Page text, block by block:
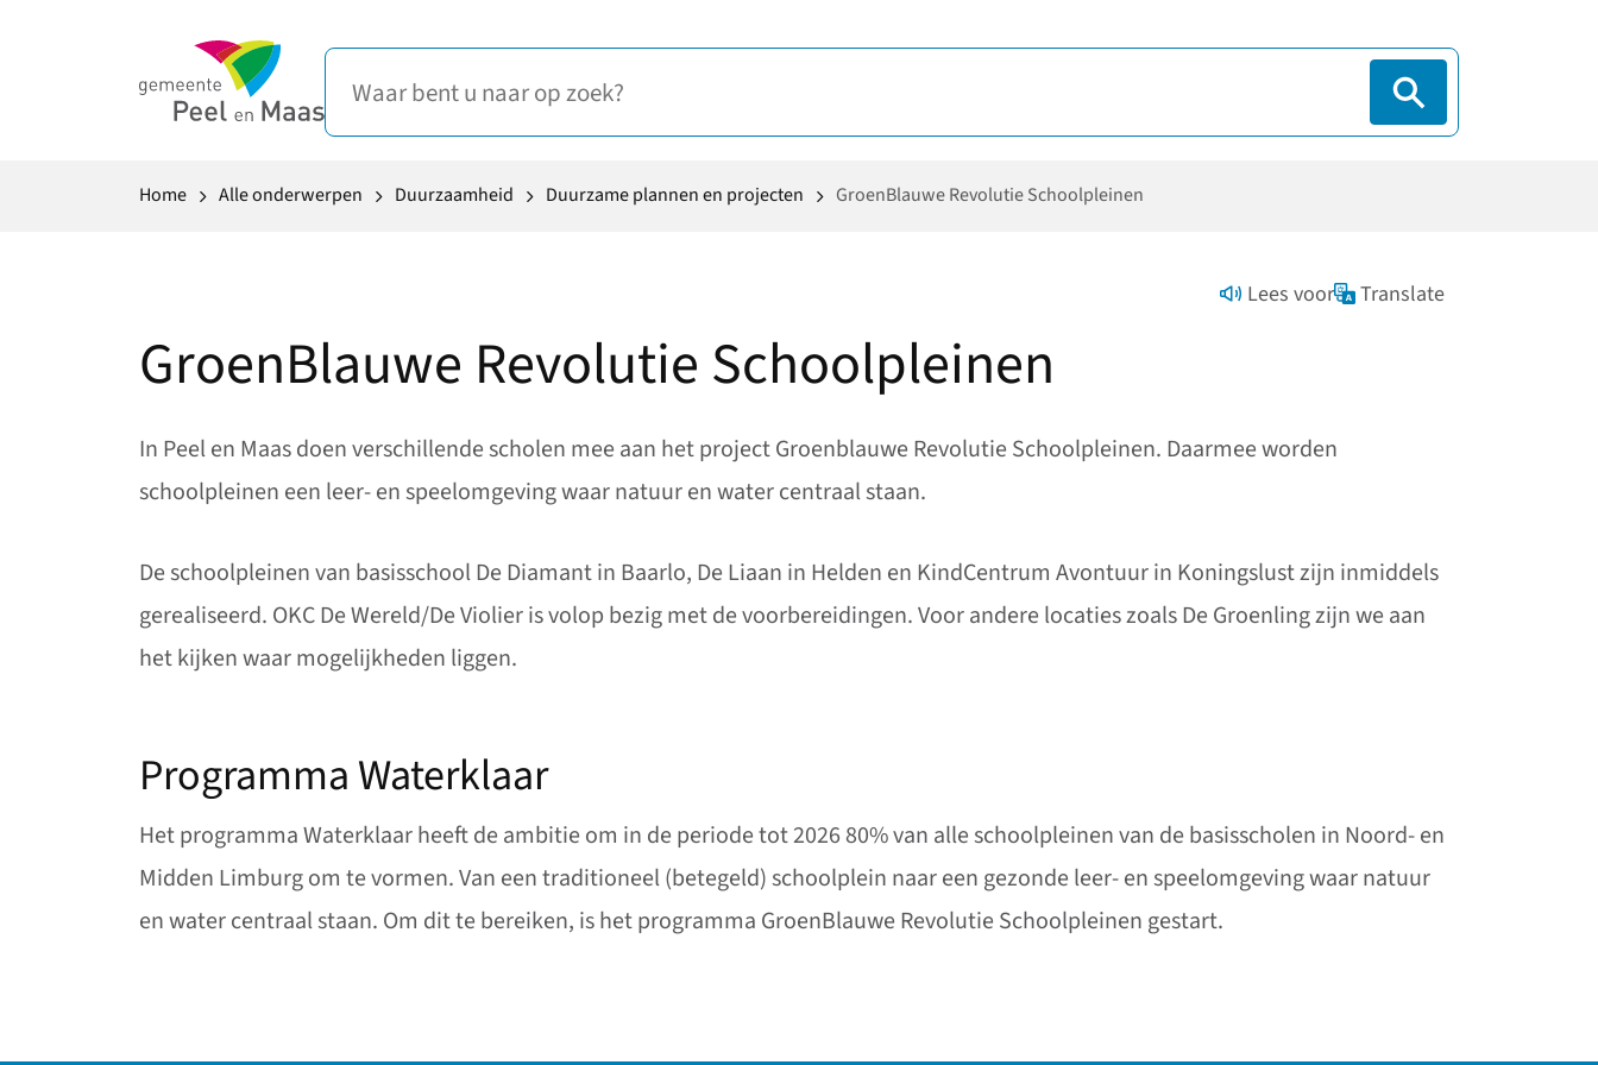
Home Alle onderwerpen Duurzaamheid Duurzame plannen en projecten GroenBlauwe Revolutie Schoolpleinen
Lees voor Translate
GroenBlauwe Revolutie Schoolpleinen
In Peel en Maas doen verschillende scholen mee aan het project Groenblauwe Revolutie Schoolpleinen. Daarmee worden
schoolpleinen een leer- en speelomgeving waar natuur en water centraal staan.
De schoolpleinen van basisschool De Diamant in Baarlo, De Liaan in Helden en KindCentrum Avontuur in Koningslust zijn inmiddels
gerealiseerd. OKC De Wereld/De Violier is volop bezig met de voorbereidingen. Voor andere locaties zoals De Groenling zijn we aan
het kijken waar mogelijkheden liggen.
Programma Waterklaar
Het programma Waterklaar heeft de ambitie om in de periode tot 2026 80% van alle schoolpleinen van de basisscholen in Noord- en
Midden Limburg om te vormen. Van een traditioneel (betegeld) schoolplein naar een gezonde leer- en speelomgeving waar natuur
en water centraal staan. Om dit te bereiken, is het programma GroenBlauwe Revolutie Schoolpleinen gestart.